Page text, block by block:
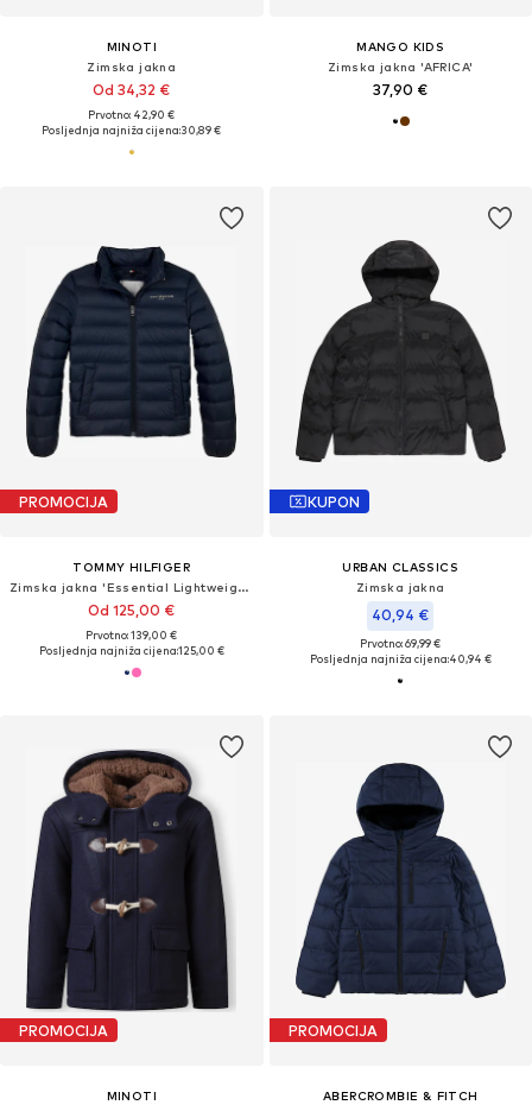
MINOTI
Zimska jakna
Od 34,32 €
Prvotno: 42,90 €
Posljednja najniža cijena:30,89 €
MANGO KIDS
Zimska jakna 'AFRICA'
37,90 €
PROMOCIJA
TOMMY HILFIGER
Zimska jakna 'Essential Lightweight Down'
Od 125,00 €
Prvotno: 139,00 €
Posljednja najniža cijena:125,00 €
KUPON
URBAN CLASSICS
Zimska jakna
40,94 €
Prvotno: 69,99 €
Posljednja najniža cijena:40,94 €
PROMOCIJA
MINOTI
PROMOCIJA
ABERCROMBIE & FITCH